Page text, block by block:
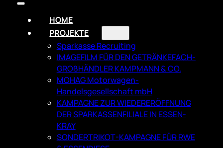
HOME
PROJEKTE
Sparkasse Recruiting
IMAGEFILM FÜR DEN GETRÄNKEFACH­
GROßHÄNDLER KAMPMANN & CO.
MOHAG Motorwagen-
Handelsgesellschaft mbH
KAMPAGNE ZUR WIEDERERÖFFNUNG
DER SPARKASSENFILIALE IN ESSEN-
KRAY
SONDERTRIKOT-KAMPAGNE FÜR RWE